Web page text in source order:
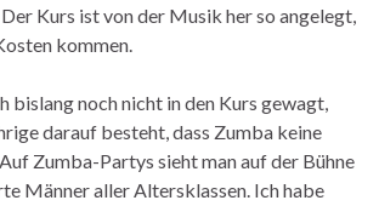
Kurs ist von der Musik her so angelegt,
kommen.
bislang noch nicht in den Kurs gewagt,
darauf besteht, dass Zumba keine
Zumba-Partys sieht man auf der Bühne
Männer aller Altersklassen. Ich habe